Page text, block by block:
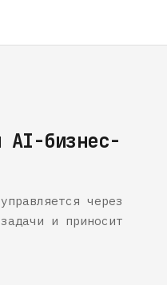
AI-бизнес-
через
и приносит